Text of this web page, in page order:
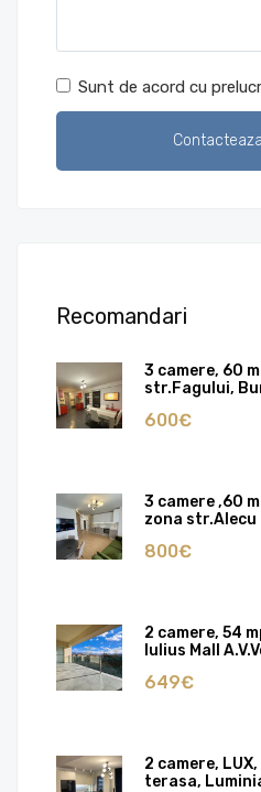
Sunt de acord cu
Recomandari
3 camere, 60
str.Fagului,
600€
3 camere ,60
zona str.Alecu
800€
2 camere, 54
Iulius Mall
649€
2 camere,
terasa,